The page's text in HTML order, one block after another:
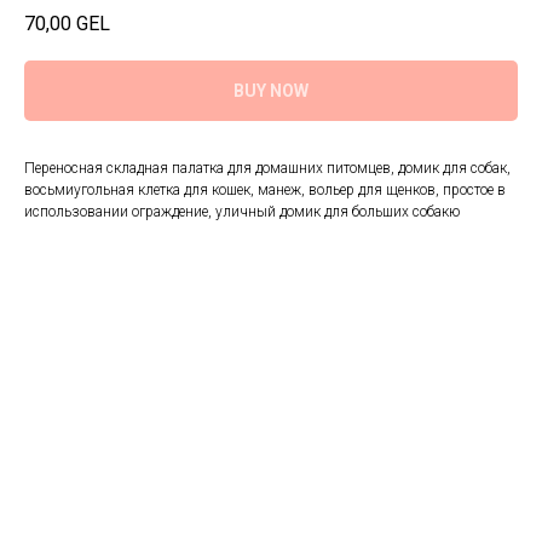
70,00 GEL
BUY NOW
Переносная складная палатка для домашних питомцев, домик для собак,
восьмиугольная клетка для кошек, манеж, вольер для щенков, простое в
использовании ограждение, уличный домик для больших собакю